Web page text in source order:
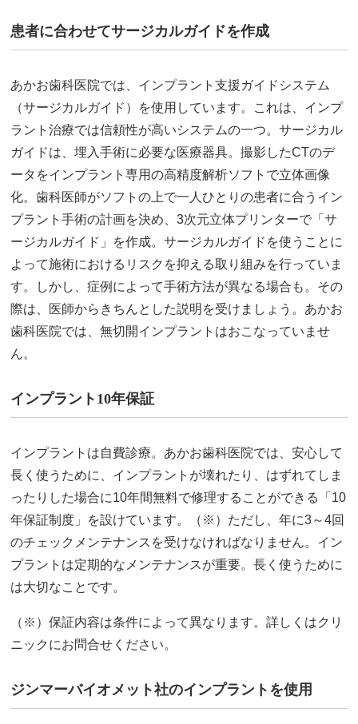
患者に合わせてサージカルガイドを作成
あかお歯科医院では、インプラント支援ガイドシステム
（サージカルガイド）を使用しています。これは、インプ
ラント治療では信頼性が高いシステムの一つ。サージカル
ガイドは、埋入手術に必要な医療器具。撮影したCTのデ
ータをインプラント専用の高精度解析ソフトで立体画像
化。歯科医師がソフトの上で一人ひとりの患者に合うイン
プラント手術の計画を決め、3次元立体プリンターで「サ
ージカルガイド」を作成。サージカルガイドを使うことに
よって施術におけるリスクを抑える取り組みを行っていま
す。しかし、症例によって手術方法が異なる場合も。その
際は、医師からきちんとした説明を受けましょう。あかお
歯科医院では、無切開インプラントはおこなっていませ
ん。
インプラント10年保証
インプラントは自費診療。あかお歯科医院では、安心して
長く使うために、インプラントが壊れたり、はずれてしま
ったりした場合に10年間無料で修理することができる「10
年保証制度」を設けています。（※）ただし、年に3～4回
のチェックメンテナンスを受けなければなりません。イン
プラントは定期的なメンテナンスが重要。長く使うために
は大切なことです。
（※）保証内容は条件によって異なります。詳しくはクリ
ニックにお問合せください。
ジンマーバイオメット社のインプラントを使用